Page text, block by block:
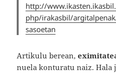
http://
php/irakasbil/
sasoetan
Artikulu berean,
nuela konturatu naiz. Hala